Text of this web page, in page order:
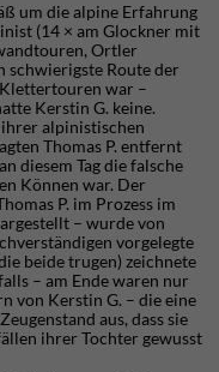
um die alpine Erfahrung
(14 × am Glockner mit
Ortler
schwierigste Route der
war –
Kerstin G. keine.
alpinistischen
Thomas P. entfernt
diesem Tag die falsche
Können war. Der
P. im Prozess im
– wurde von
vorgelegte
beide trugen) zeichnete
– am Ende waren nur
von Kerstin G. – die eine
aus, dass sie
ihrer Tochter gewusst